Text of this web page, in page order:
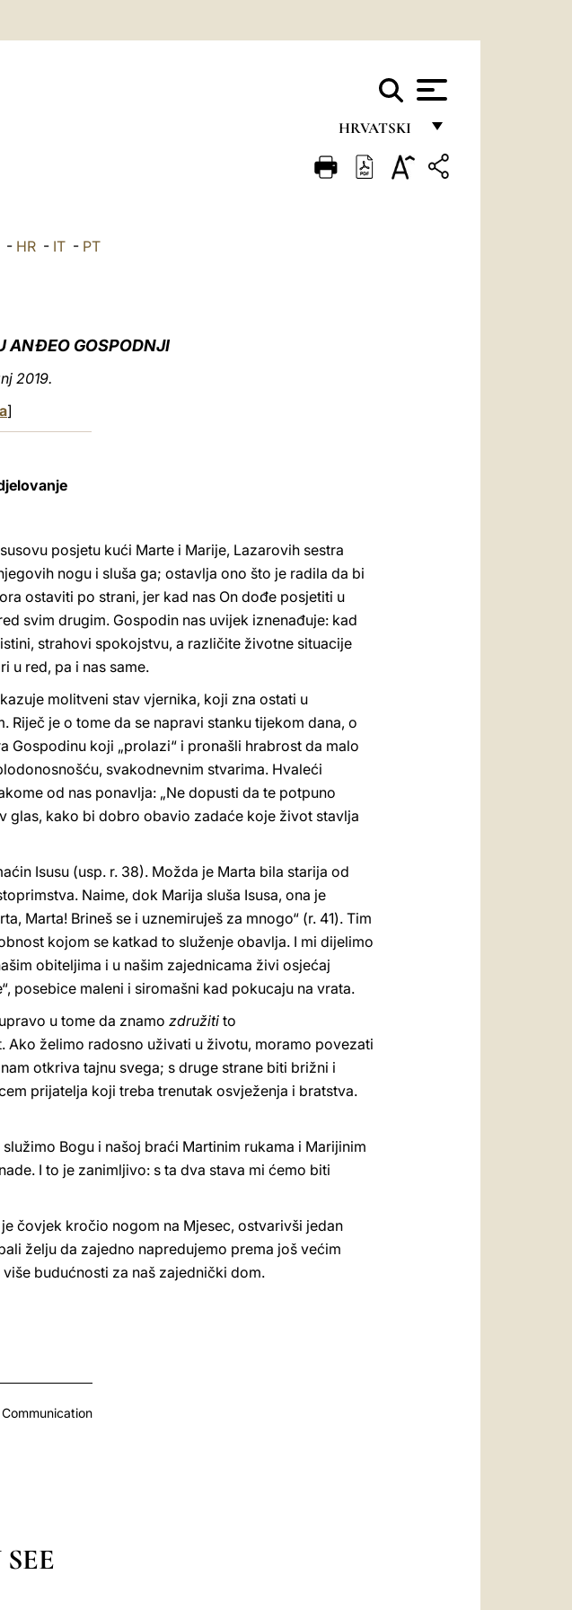
HRVATSKI
FRANÇAIS
HR- IT- PT
ANĐEO GOSPODNJI
2019.
]
posjetu kući Marte i Marije, Lazarovih sestra
nogu i sluša ga; ostavlja ono što je radila da bi
ostaviti po strani, jer kad nas On dođe posjetiti u
svim drugim. Gospodin nas uvijek iznenađuje: kad
strahovi spokojstvu, a različite životne situacije
u red, pa i nas same.
molitveni stav vjernika, koji zna ostati u
je o tome da se napravi stanku tijekom dana, o
Gospodinu koji „prolazi“ i pronašli hrabrost da malo
svakodnevnim stvarima. Hvaleći
od nas ponavlja: „Ne dopusti da te potpuno
glas, kako bi dobro obavio zadaće koje život stavlja
Isusu (usp. r. 38). Možda je Marta bila starija od
Naime, dok Marija sluša Isusa, ona je
Marta! Brineš se i uznemiruješ za mnogo“ (r. 41). Tim
kojom se katkad to služenje obavlja. I mi dijelimo
obiteljima i u našim zajednicama živi osjećaj
posebice maleni i siromašni kad pokucaju na vrata.
u tome da znamo združiti to
Ako želimo radosno uživati u životu, moramo povezati
otkriva tajnu svega; s druge strane biti brižni i
prijatelja koji treba trenutak osvježenja i bratstva.
Bogu i našoj braći Martinim rukama i Marijinim
I to je zanimljivo: s ta dva stava mi ćemo biti
čovjek kročio nogom na Mjesec, ostvarivši jedan
želju da zajedno napredujemo prema još većim
budućnosti za naš zajednički dom.